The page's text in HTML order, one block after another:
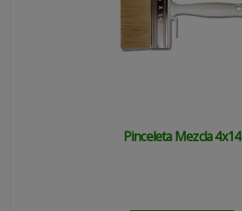
Pinceleta Mezcla 4x14